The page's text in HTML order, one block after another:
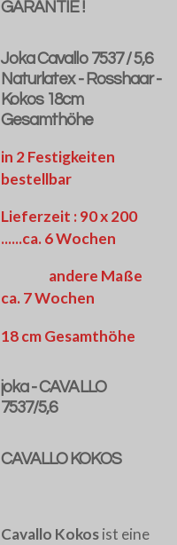
GARANTIE !
Joka Cavallo 7537 / 5,6
Naturlatex - Rosshaar -
Kokos 18cm
Gesamthöhe
in 2 Festigkeiten
bestellbar
Lieferzeit : 90 x 200
......ca. 6 Wochen
andere Maße
ca. 7 Wochen
18 cm Gesamthöhe
joka - CAVALLO
7537/5,6
CAVALLO KOKOS
Cavallo Kokosist eine